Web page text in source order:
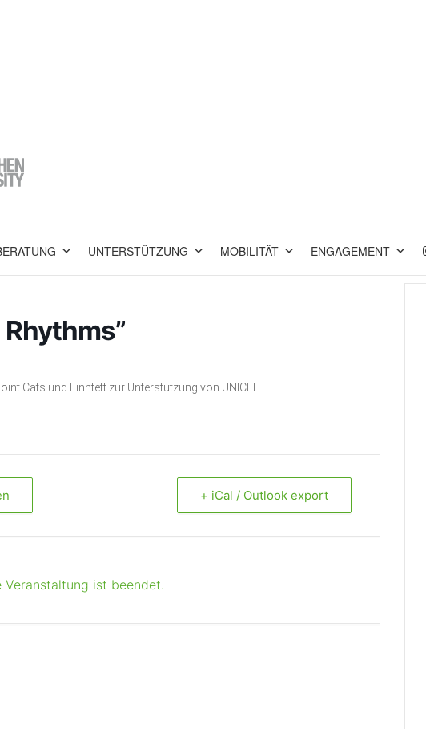
UNTERSTÜTZUNG MOBILITÄT ENGAGEMENT
Cats und Finntett zur Unterstützung von UNICEF
+ iCal / Outlook export
Veranstaltung ist beendet.